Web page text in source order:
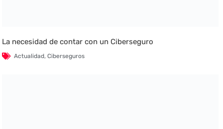
La necesidad de contar con un Ciberseguro
Actualidad,Ciberseguros